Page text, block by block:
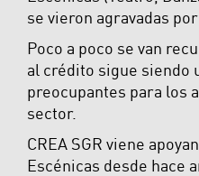
se vieron agravadas
Poco a poco se van
al crédito sigue siendo
preocupantes para los
sector.
CREA SGR viene
Escénicas desde hace